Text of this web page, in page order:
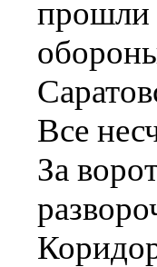
прошли
Все
За